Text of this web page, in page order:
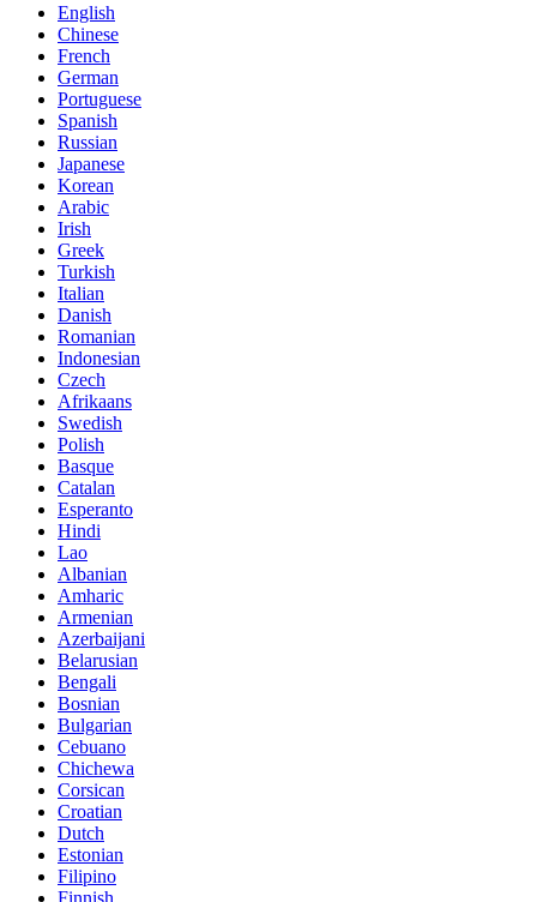
English
Chinese
French
German
Portuguese
Spanish
Russian
Japanese
Korean
Arabic
Irish
Greek
Turkish
Italian
Danish
Romanian
Indonesian
Czech
Afrikaans
Swedish
Polish
Basque
Catalan
Esperanto
Hindi
Lao
Albanian
Amharic
Armenian
Azerbaijani
Belarusian
Bengali
Bosnian
Bulgarian
Cebuano
Chichewa
Corsican
Croatian
Dutch
Estonian
Filipino
Finnish